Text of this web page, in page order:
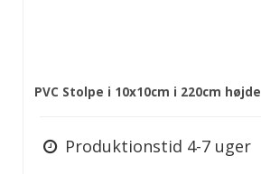
PVC Stolpe i 10x10cm i 220cm højde
Produktionstid 4-7 uger